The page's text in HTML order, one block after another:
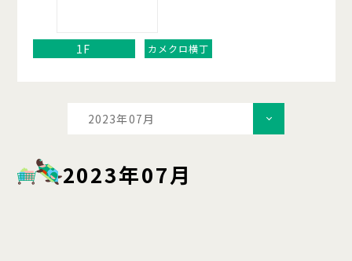
1F カメクロ横丁
2023年07月
2023年07月